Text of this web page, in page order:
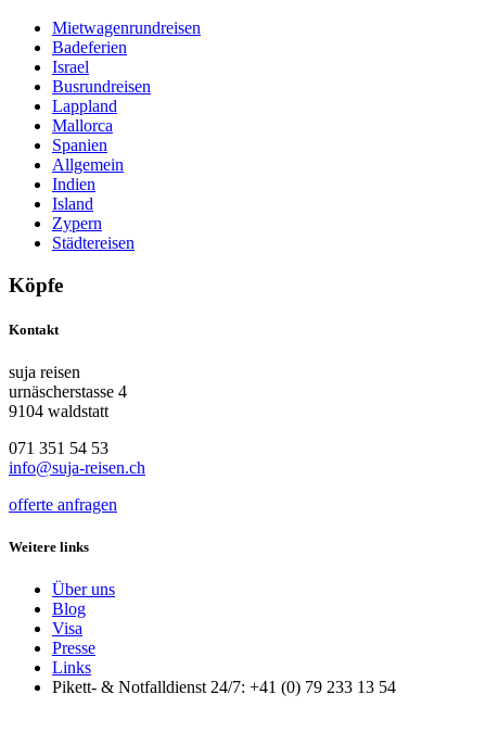
Mietwagenrundreisen
Badeferien
Israel
Busrundreisen
Lappland
Mallorca
Spanien
Allgemein
Indien
Island
Zypern
Städtereisen
Köpfe
Kontakt
suja reisen
urnäscherstasse 4
9104 waldstatt
071 351 54 53
info@suja-reisen.ch
offerte anfragen
Weitere links
Über uns
Blog
Visa
Presse
Links
Pikett- & Notfalldienst 24/7: +41 (0) 79 233 13 54